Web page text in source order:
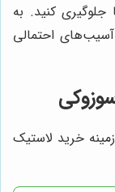
کنید. به
احتمالی
خرید لاستیک